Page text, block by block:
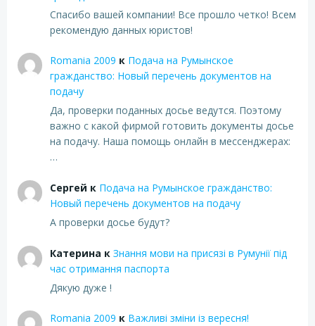
Спасибо вашей компании! Все прошло четко! Всем
рекомендую данных юристов!
Romania 2009 к Подача на Румынское
гражданство: Новый перечень документов на
подачу
Да, проверки поданных досье ведутся. Поэтому
важно с какой фирмой готовить документы досье
на подачу. Наша помощь онлайн в мессенджерах:
…
Сергей к Подача на Румынское гражданство:
Новый перечень документов на подачу
А проверки досье будут?
Катерина к Знання мови на присязі в Румунії під
час отримання паспорта
Дякую дуже !
Romania 2009 к Важливі зміни із вересня!